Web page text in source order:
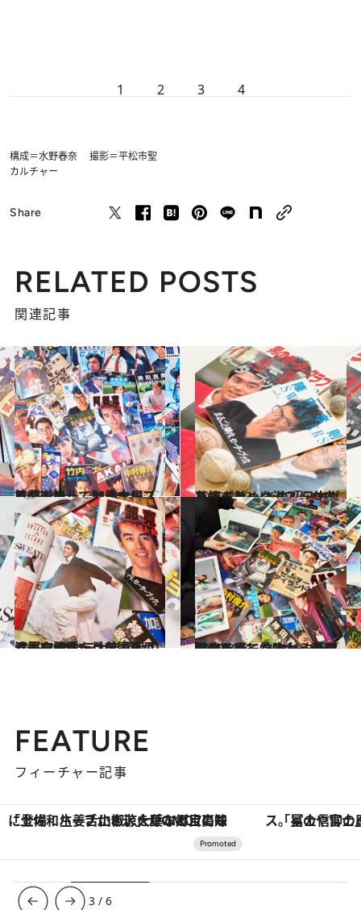
1 2 3 4
構成＝水野春奈 撮影＝平松市聖
カルチャー
Share
RELATED POSTS
関連記事
2019.2.5
風間トオル、加勢大周、筒井道隆…… セーターブックを知っていますか？
カルチャー 2019.2.13
芸能人セーターブック史を探るため あの「日本ヴォーグ社」に潜入した！
カルチャー
2019.2.28
セーターブックを語り尽くす座談会 三大出版社の濃厚な個性を比較する
カルチャー 2019.3.10
有吉弘行、竹内力、西島秀俊も出てた セーターブックを楽しく味わう分類学
カルチャー
FEATURE
フィーチャー記事
「星のや富士」でデジタルデトックス。冨士信仰の歴史を辿り、心身を調える。 【夏限定ディナーコース】旬を
3 /6